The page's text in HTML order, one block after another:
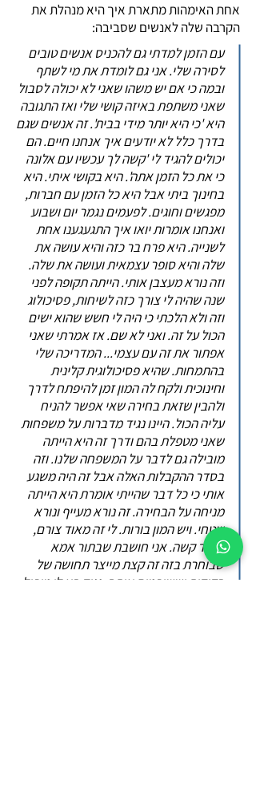
אחת האימהות מתארת איך היא מנהלת את
הקרבה שלה לאנשים שסביבה:
עם הזמן למדתי גם להכניס אנשים טובים
לסירה שלי. אני גם לומדת את מי לשתף
ובמה כי אם יש משהו שאני לא יכולה לסבול
שאני משתפת באיזה קושי שלי ואז התגובה
היא 'כי היא יותר מידי בבית'. זה אנשים שגם
בדרך כלל לא יודעים איך אנחנו חיים. הם
יכולים להגיד לי 'קשה לך עכשיו עם אלונה
כי את כל הזמן אתה'. היא בקושי איתי. היא
בחינוך ביתי אבל היא כל הזמן עם חברות,
מפגשים וחוגים. לפעמים נגמר יום ושבוע
ואנחנו אומרות יואו איך התגעגענו אחת
לשנייה. היא פרח בר כזה והיא עושה את
שלה והיא סופר עצמאית ועושה את שלה.
וזה נורא מעצבן אותי. הייתה תקופה לפני
שנה שהיה לי צורך כזה לשיחות, פסיכולוג
וזה ולא הלכתי כי היה לי חשש שהוא ישים
הכול על זה. ואני לא שם. אז אמרתי שאני
אפתור את זה עם עצמי... המדריכה שלי
בהתמחות. שהיא פסיכולוגית קלינית
וחינוכית ולקח לה המון זמן להיפתח לדרך
ולהבין שזאת בחירה שאי אפשר להניח
עליה הכול. היינו נגיד מדברות על משפחות
שאני מטפלת בהם ודרך זה היא הייתה
מובילה גם לדבר על המשפחה שלנו. וזה
בסדר ההקבלות האלה אבל זה היה משגע
אותי כי כל דבר שהייתי אומרת היא הייתה
מניחה על הבחירה. זה נורא מעייף ונורא
שטחי. ויש המון בורות. לי זה מאוד צורם,
מאוד קשה. אני חושבת שבתור אמא
שבוחרת בזה זה קצת מייצר תחושה של
בדידות וששופטים אותך. נגיד בא לי טיפול